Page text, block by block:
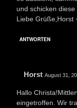
und schicken
Liebe Grüße,Horst
ANTWORTEN
Horst August 31,
Hallo
eingetroffen. Wir